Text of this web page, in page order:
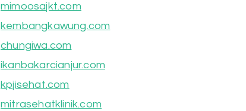
mimoosajkt.com
kembangkawung.com
chungiwa.com
ikanbakarcianjur.com
kpjisehat.com
mitrasehatklinik.com